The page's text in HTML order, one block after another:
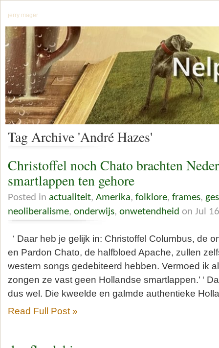
jerry mager
Tag Archive 'André Hazes'
Christoffel noch Chato brachten
smartlappen ten gehore
Posted in actualiteit, Amerika, folklore, frames,
neoliberalisme, onderwijs, onwetendheid on Jul
‘ Daar heb je gelijk in: Christoffel Columbus, de
en Pardon Chato, de halfbloed Apache, zullen
western songs gedebiteerd hebben. Vermoed ik
zongen ze vast geen Hollandse smartlappen.’ ‘
dus wel. Die kweelde en galmde authentieke
Read Full Post »